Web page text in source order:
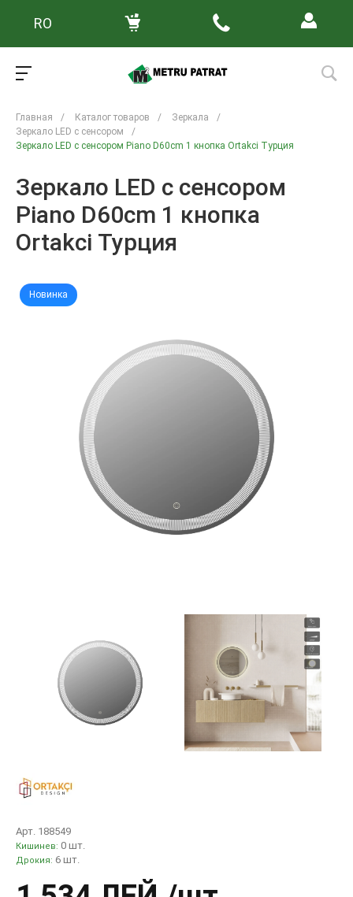
RO
Главная / Каталог товаров / Зеркала
/
Зеркало LED с сенсором
/
Зеркало LED с сенсором Piano D60cm 1 кнопка Ortakci Турция
Зеркало LED с сенсором
Piano D60cm 1 кнопка
Ortakci Турция
Новинка
Арт. 188549
Кишинев: 0 шт.
Дрокия: 6 шт.